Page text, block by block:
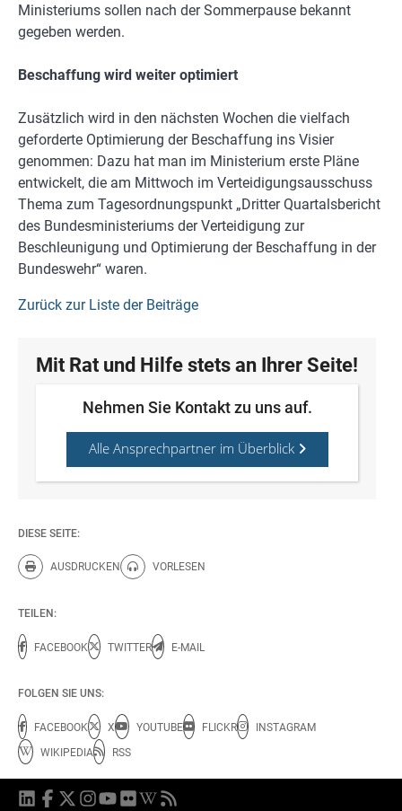
Ministeriums sollen nach der Sommerpause bekannt
gegeben werden.
Beschaffung wird weiter optimiert
Zusätzlich wird in den nächsten Wochen die vielfach
geforderte Optimierung der Beschaffung ins Visier
genommen: Dazu hat man im Ministerium erste Pläne
entwickelt, die am Mittwoch im Verteidigungsausschuss
Thema zum Tagesordnungspunkt „Dritter Quartalsbericht
des Bundesministeriums der Verteidigung zur
Beschleunigung und Optimierung der Beschaffung in der
Bundeswehr“ waren.
Zurück zur Liste der Beiträge
Mit Rat und Hilfe stets an Ihrer Seite!
Nehmen Sie Kontakt zu uns auf.
Alle Ansprechpartner im Überblick
DIESE SEITE:
AUSDRUCKEN
Diese Seite drucken.
VORLESEN
Diese Seite vorlesen.
TEILEN:
FACEBOOK TWITTER E-MAIL
FOLGEN SIE UNS:
FACEBOOK X YOUTUBE FLICKR
INSTAGRAM
WIKIPEDIA
RSS